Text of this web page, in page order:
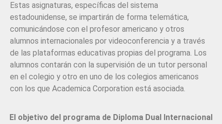
Estas asignaturas, específicas del sistema
estadounidense, se impartirán de forma telemática,
comunicándose con el profesor americano y otros
alumnos internacionales por videoconferencia y a través
de las plataformas educativas propias del programa. Los
alumnos contarán con la supervisión de un tutor personal
en el colegio y otro en uno de los colegios americanos
con los que Academica Corporation está asociada.
El objetivo del programa de Diploma Dual Internacional